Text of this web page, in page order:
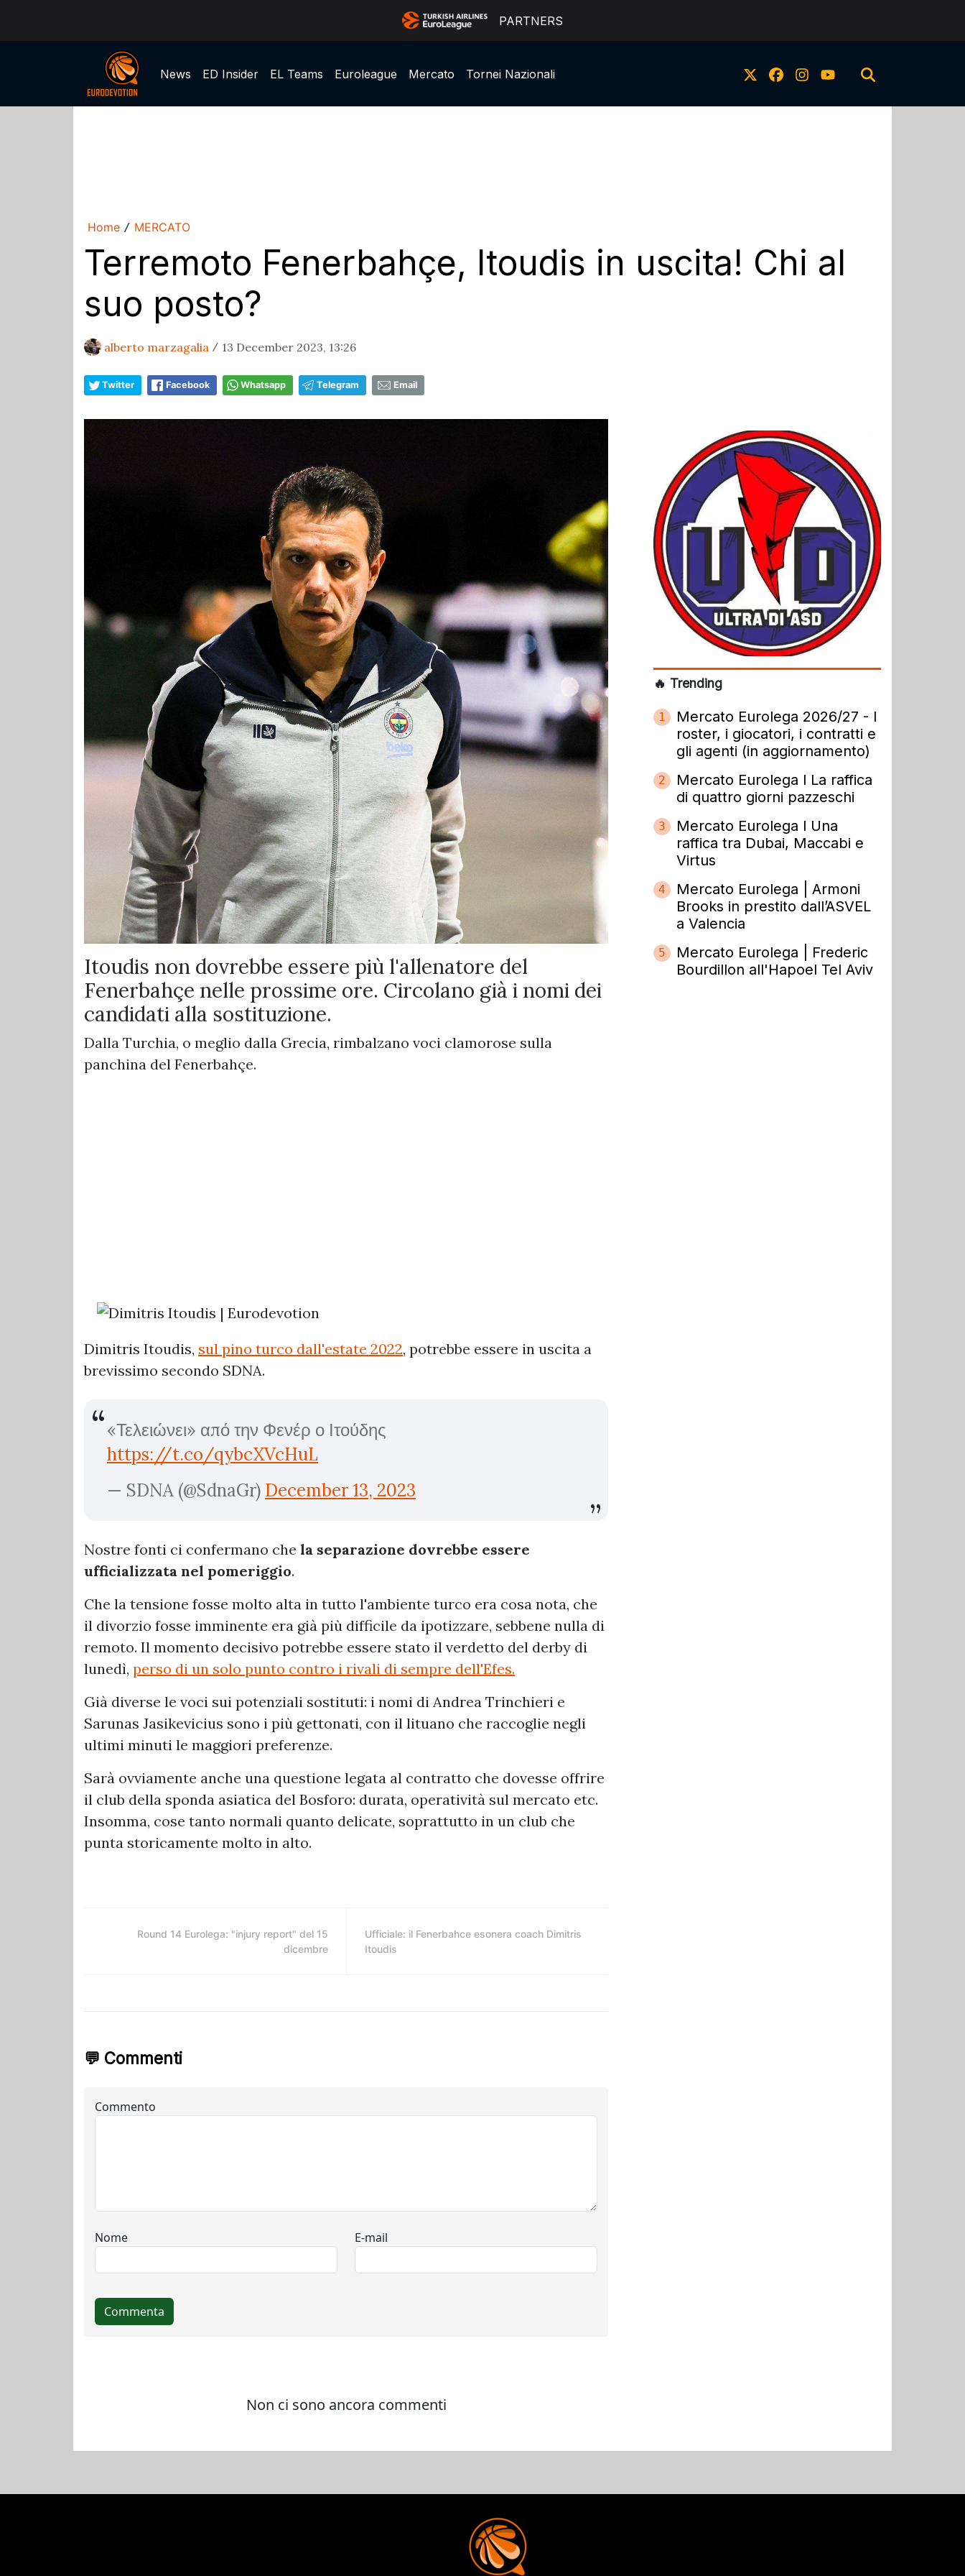
PARTNERS
News ED Insider EL Teams Euroleague Mercato Tornei Nazionali
Home / MERCATO
Terremoto Fenerbahçe, Itoudis in uscita! Chi al
suo posto?
alberto marzagalia / 13 December 2023, 13:26
Twitter Facebook Whatsapp Telegram Email
Itoudis non dovrebbe essere più l'allenatore del
Fenerbahçe nelle prossime ore. Circolano già i nomi dei
candidati alla sostituzione.
Dalla Turchia, o meglio dalla Grecia, rimbalzano voci clamorose sulla
panchina del Fenerbahçe.
Dimitris Itoudis, sul pino turco dall'estate 2022, potrebbe essere in uscita a
brevissimo secondo SDNA.
«Τελειώνει» από την Φενέρ ο Ιτούδης
https://t.co/qybcXVcHuL
— SDNA (@SdnaGr) December 13, 2023
Nostre fonti ci confermano che la separazione dovrebbe essere
ufficializzata nel pomeriggio.
Che la tensione fosse molto alta in tutto l'ambiente turco era cosa nota, che
il divorzio fosse imminente era già più difficile da ipotizzare, sebbene nulla di
remoto. Il momento decisivo potrebbe essere stato il verdetto del derby di
lunedì, perso di un solo punto contro i rivali di sempre dell'Efes.
Già diverse le voci sui potenziali sostituti: i nomi di Andrea Trinchieri e
Sarunas Jasikevicius sono i più gettonati, con il lituano che raccoglie negli
ultimi minuti le maggiori preferenze.
Sarà ovviamente anche una questione legata al contratto che dovesse offrire
il club della sponda asiatica del Bosforo: durata, operatività sul mercato etc.
Insomma, cose tanto normali quanto delicate, soprattutto in un club che
punta storicamente molto in alto.
Round 14 Eurolega: "injury report" del 15
dicembre
Ufficiale: il Fenerbahce esonera coach Dimitris
Itoudis
💬 Commenti
🔥 Trending
1
Mercato Eurolega 2026/27 - I
roster, i giocatori, i contratti e
gli agenti (in aggiornamento)
2
Mercato Eurolega l La raffica
di quattro giorni pazzeschi
3
Mercato Eurolega l Una
raffica tra Dubai, Maccabi e
Virtus
4
Mercato Eurolega | Armoni
Brooks in prestito dall’ASVEL
a Valencia
5
Mercato Eurolega | Frederic
Bourdillon all'Hapoel Tel Aviv